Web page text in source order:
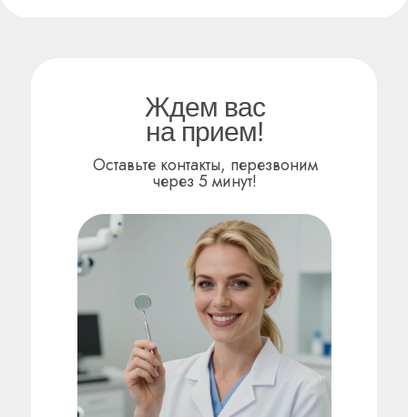
Оставьте контакты, перезвоним
через 5 минут!
Ждем вас
на прием!